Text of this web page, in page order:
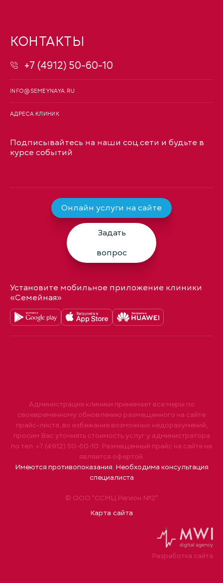
КОНТАКТЫ
+7 (4912) 50-60-10
INFO@SEMEYNAYA.RU
АДРЕСА КЛИНИК
Подписывайтесь на наши соц.сети и будьте в
курсе событий
Онлайн услуги на сайте
Задать
вопрос
Установите мобильное приложение клиники
«Семейная»
© ООО "ССМЦ Регион №2"
Карта сайта
Администрация клиники принимает все меры по
своевременному обновлению размещенного на сайте
прайс-листа, во избежание возможных недоразумений,
просим Вас уточнять стоимость услуг у администратора
по тел. +7 (4912) 50-60-10. Размещенный прайс на сайте не
является офертой.
Имеются противопоказания. Необходима консультация
специалиста
Разработка сайта